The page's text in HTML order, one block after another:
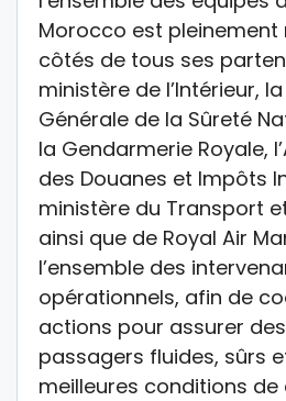
Morocco est pleinement
côtés de tous ses
ministère de l’Intérieur,
Générale de la Sûreté
la Gendarmerie Royale,
des Douanes et Impôts
ministère du Transport
ainsi que de Royal Air
l’ensemble des
opérationnels, afin de
actions pour assurer
passagers fluides, sûrs
meilleures conditions